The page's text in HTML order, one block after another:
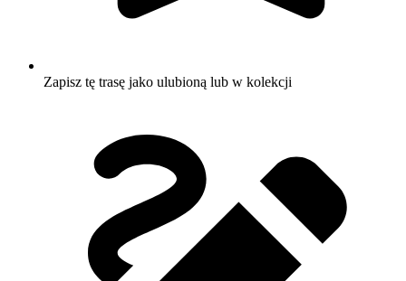
Zapisz tę trasę jako ulubioną lub w kolekcji